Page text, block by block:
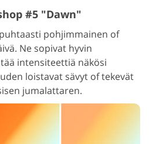
#5 "Dawn"
pohjimmainen of
Ne sopivat hyvin
intensiteettiä näkösi
loistavat sävyt of tekevät
jumalattaren.